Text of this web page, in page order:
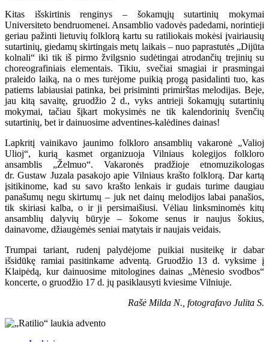
Kitas išskirtinis renginys – šokamųjų sutartinių mokymai
Universiteto bendruomenei. Ansamblio vadovės padedami, norintieji
geriau pažinti lietuvių folklorą kartu su ratiliokais mokėsi įvairiausių
sutartinių, giedamų skirtingais metų laikais – nuo paprastutės „Dijūta
kolnali“ iki tik iš pirmo žvilgsnio sudėtingai atrodančių trejinių su
choreografiniais elementais. Tikiu, svečiai smagiai ir prasmingai
praleido laiką, na o mes turėjome puikią progą pasidalinti tuo, kas
patiems labiausiai patinka, bei prisiminti primirštas melodijas. Beje,
jau kitą savaitę, gruodžio 2 d., vyks antrieji šokamųjų sutartinių
mokymai, tačiau šįkart mokysimės ne tik kalendorinių švenčių
sutartinių, bet ir dainuosime adventines-kalėdines dainas!
Lapkritį vainikavo jaunimo folkloro ansamblių vakaronė „Valioj
Ulioj“, kurią kasmet organizuoja Vilniaus kolegijos folkloro
ansamblis „Želmuo“. Vakaronės pradžioje etnomuzikologas
dr. Gustaw Juzala pasakojo apie Vilniaus krašto folklorą. Dar kartą
įsitikinome, kad su savo krašto lenkais ir gudais turime daugiau
panašumų negu skirtumų – juk net dainų melodijos labai panašios,
tik skiriasi kalba, o ir ji persimaišiusi. Vėliau linksminomės kitų
ansamblių dalyvių būryje – šokome senus ir naujus šokius,
dainavome, džiaugėmės seniai matytais ir naujais veidais.
Trumpai tariant, rudenį palydėjome puikiai nusiteikę ir dabar
išsidūkę ramiai pasitinkame adventą. Gruodžio 13 d. vyksime į
Klaipėdą, kur dainuosime mitologines dainas „Mėnesio svodbos“
koncerte, o gruodžio 17 d. jų pasiklausyti kviesime Vilniuje.
Rašė Milda N., fotografavo Julita S.